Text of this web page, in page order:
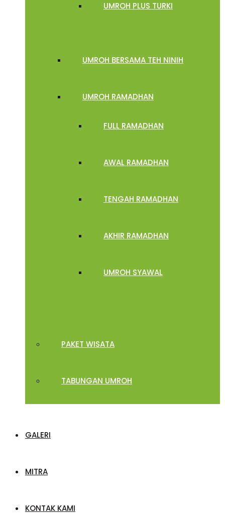
UMROH PLUS TURKI
UMROH BERSAMA TEH NINIH
UMROH RAMADHAN
FULL RAMADHAN
AWAL RAMADHAN
TENGAH RAMADHAN
AKHIR RAMADHAN
UMROH SYAWAL
PAKET WISATA
TABUNGAN UMROH
GALERI
MITRA
KONTAK KAMI